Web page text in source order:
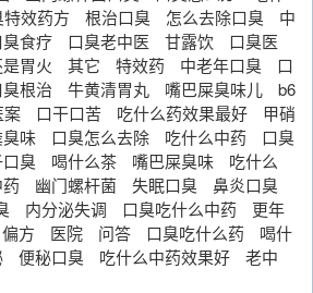
特效药方 根治口臭 怎么去除口臭
中
臭食疗 口臭老中医 甘露饮
口臭医
胃火 其它 特效药 中老年口臭
口
臭根治 牛黄清胃丸 嘴巴屎臭味儿
b6
案 口干口苦 吃什么药效果最好
甲硝
味 口臭怎么去除 吃什么中药
口臭
臭 喝什么茶 嘴巴屎臭味
吃什么
幽门螺杆菌 失眠口臭
鼻炎口臭
内分泌失调 口臭吃什么中药
更年
偏方 医院 问答 口臭吃什么药
喝什
便秘口臭 吃什么中药效果好
老中